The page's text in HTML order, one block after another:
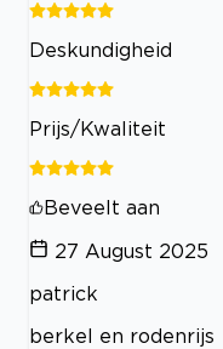
Deskundigheid
Prijs/Kwaliteit
Beveelt aan
27 August 2025
patrick
berkel en rodenrijs